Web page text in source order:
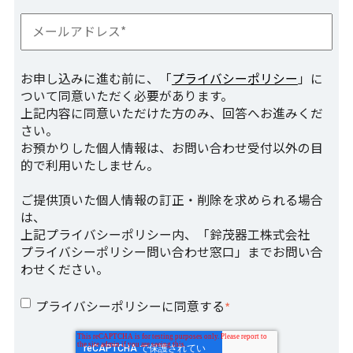
お申し込みに進む前に、「プライバシーポリシー 」に
ついて同意いただく必要があります。
上記内容に同意いただけた方のみ、回答へお進みくだ
さい。
お預かりした個人情報は、お問い合わせ受付以外の目
的で利用いたしません。
ご提供頂いた個人情報の訂正・削除を求められる場合
は、
上記プライバシーポリシー内、「鈴茂器工株式会社
プライバシーポリシー問い合わせ窓口」までお問い合
わせください。
プライバシーポリシーに同意する*